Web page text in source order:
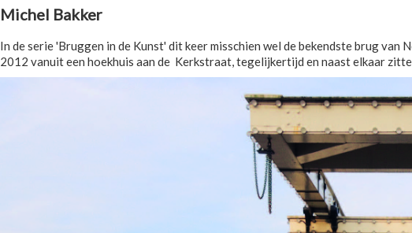
Michel Bakker
In de serie 'Bruggen in de Kunst' dit keer misschien wel de bekendste brug
2012 vanuit een hoekhuis aan de Kerkstraat, tegelijkertijd en naast elkaar